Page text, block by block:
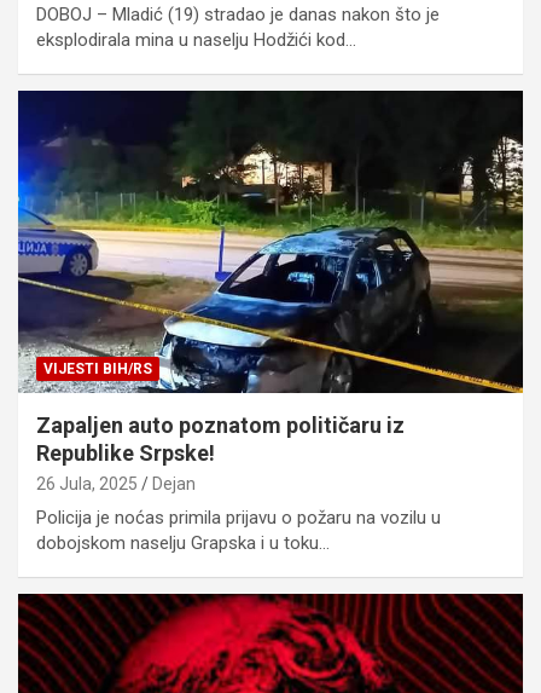
DOBOJ – Mladić (19) stradao je danas nakon što je
eksplodirala mina u naselju Hodžići kod…
VIJESTI BIH/RS
Zapaljen auto poznatom političaru iz
Republike Srpske!
26 Jula, 2025 Dejan
Policija je noćas primila prijavu o požaru na vozilu u
dobojskom naselju Grapska i u toku…